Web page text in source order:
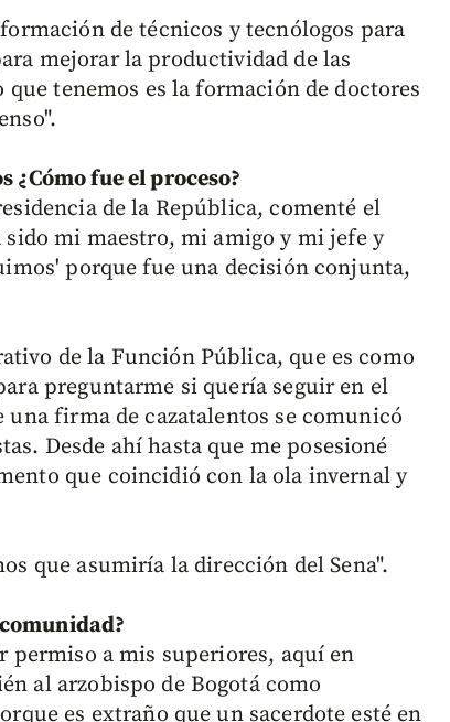
de técnicos y tecnólogos para
mejorar la productividad de las
tenemos es la formación de doctores
fue el proceso?
de la República, comenté el
mi maestro, mi amigo y mi jefe y
porque fue una decisión conjunta,
de la Función Pública, que es como
preguntarme si quería seguir en el
firma de cazatalentos se comunicó
Desde ahí hasta que me posesioné
que coincidió con la ola invernal y
que asumiría la dirección del Sena".
permiso a mis superiores, aquí en
al arzobispo de Bogotá como
es extraño que un sacerdote esté en